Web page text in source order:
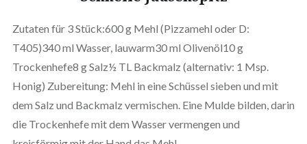
Zutaten für 3 Stück:600 g Mehl (Pizzamehl oder D:
T405)340 ml Wasser, lauwarm30 ml Olivenöl10 g
Trockenhefe8 g Salz½ TL Backmalz (alternativ: 1 Msp.
Honig) Zubereitung: Mehl in eine Schüssel sieben und mit
dem Salz und Backmalz vermischen. Eine Mulde bilden, darin
die Trockenhefe mit dem Wasser vermengen und